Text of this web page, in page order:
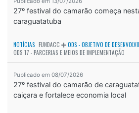
27º festival do camarão começa
caraguatatuba
NOTÍCIAS FUNDACC
ODS - OBJETIVO DE
ODS 17 - PARCERIAS E MEIOS DE IMPLEMENTAÇÃO
Publicado em 08/07/2026
27º festival do camarão de
caiçara e fortalece economia local